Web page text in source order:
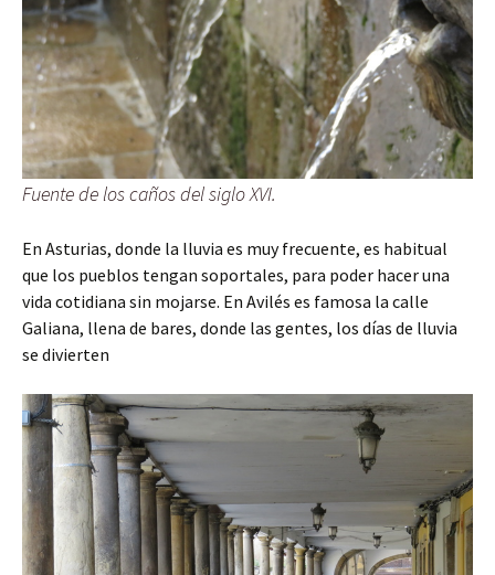
Fuente de los caños del siglo XVI.
En Asturias, donde la lluvia es muy frecuente, es habitual
que los pueblos tengan soportales, para poder hacer una
vida cotidiana sin mojarse. En Avilés es famosa la calle
Galiana, llena de bares, donde las gentes, los días de lluvia
se divierten